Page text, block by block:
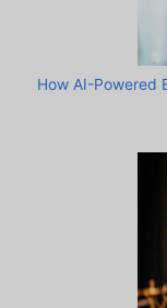
How AI-Powered